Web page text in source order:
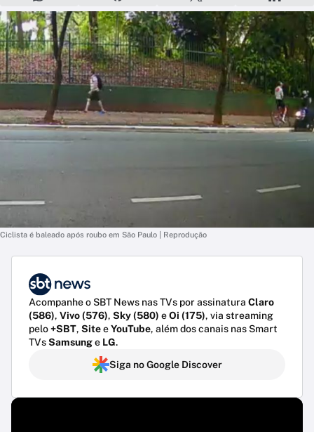
Ciclista é baleado após roubo em São Paulo | Reprodução
Acompanhe o SBT News nas TVs por assinatura Claro
(586), Vivo (576), Sky (580) eOi (175), via streaming
pelo+SBT, SiteeYouTube, além dos canais nas Smart
TVsSamsunge LG.
Siga no Google Discover